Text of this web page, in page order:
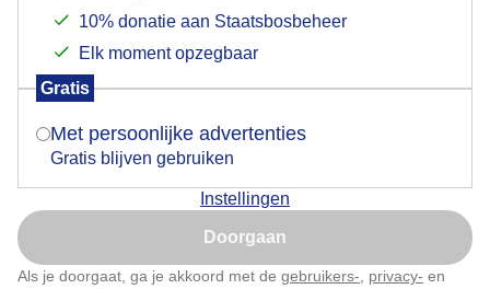
10% donatie aan Staatsbosbeheer
Elk moment opzegbaar
Gratis
Met persoonlijke advertenties
Gratis blijven gebruiken
Instellingen
Doorgaan
Als je doorgaat, ga je akkoord met de gebruikers- privacy- en
verschijnt er zo een pop-up uit je browser waarin
Is goed, toon de popup
Nu niet, misschien later
Klik hierom dit aan te passen